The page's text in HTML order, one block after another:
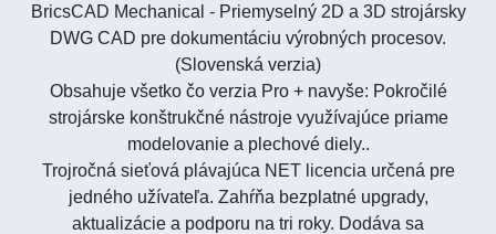
BricsCAD Mechanical - Priemyselný 2D a 3D strojársky
DWG CAD pre dokumentáciu výrobných procesov.
(Slovenská verzia)
Obsahuje všetko čo verzia Pro + navyše: Pokročilé
strojárske konštrukčné nástroje využívajúce priame
modelovanie a plechové diely..
Trojročná sieťová plávajúca NET licencia určená pre
jedného užívateľa. Zahŕňa bezplatné upgrady,
aktualizácie a podporu na tri roky. Dodáva sa